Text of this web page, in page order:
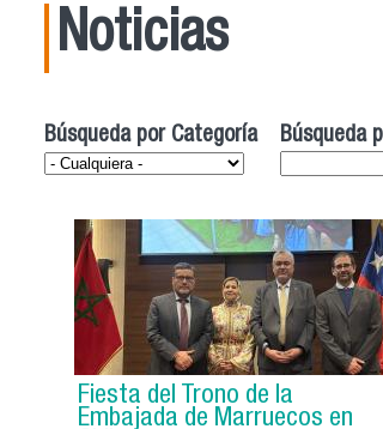
Noticias
Búsqueda por Categoría Búsqueda
Fiesta del Trono de la
Embajada de Marruecos en